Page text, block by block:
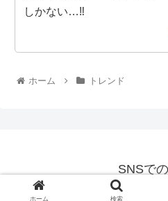
しかない…‼︎
ホーム トレンド
SNSで
© 2021 SNS
ホーム 検索